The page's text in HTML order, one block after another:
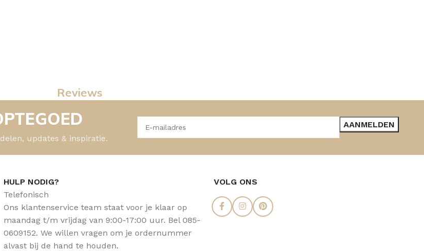
Reviews
updates & inspiratie.
HULP NODIG?
Telefonisch
Ons klantenservice team staat voor je klaar op
maandag t/m vrijdag van 9:00-17:00 uur. Bel 085-
0609152. We willen vragen om je ordernummer
alvast bij de hand te houden.
VOLG ONS